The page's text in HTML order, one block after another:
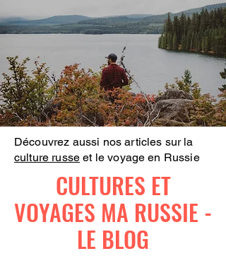
Découvrez aussi nos articles sur la
culture russe et le voyage en Russie
CULTURES ET
VOYAGES MA RUSSIE -
LE BLOG